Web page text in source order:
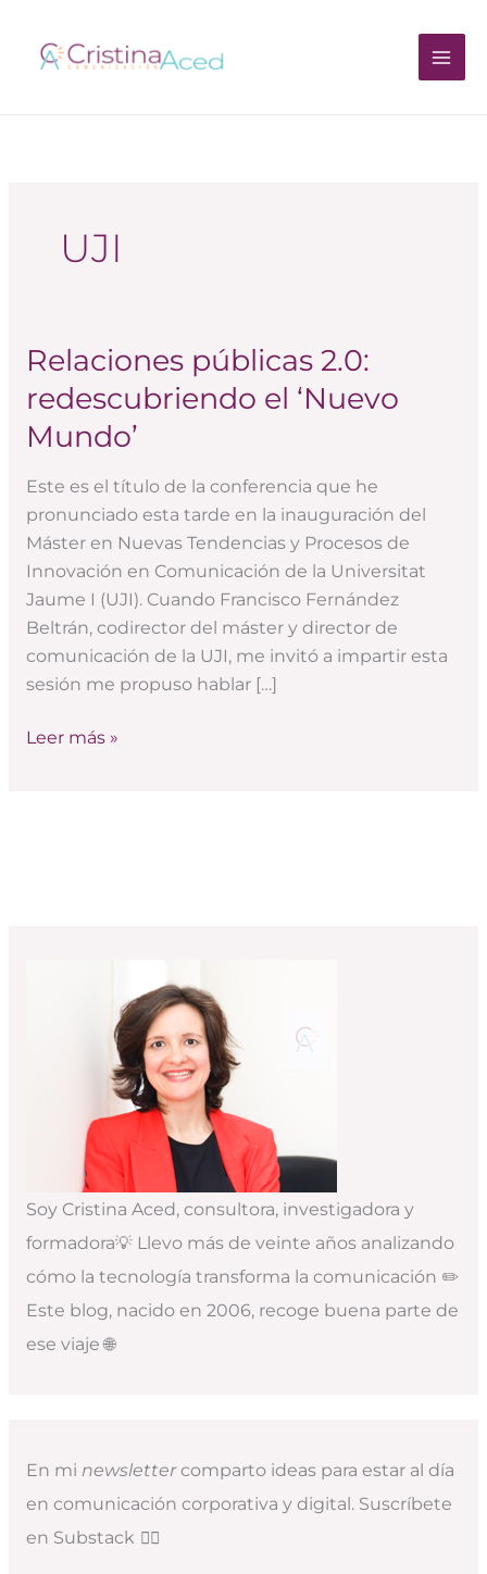
contenido
UJI
Relaciones públicas 2.0:
redescubriendo el ‘Nuevo
Mundo’
Este es el título de la conferencia que he
pronunciado esta tarde en la inauguración del
Máster en Nuevas Tendencias y Procesos de
Innovación en Comunicación de la Universitat
Jaume I (UJI). Cuando Francisco Fernández
Beltrán, codirector del máster y director de
comunicación de la UJI, me invitó a impartir esta
sesión me propuso hablar […]
Relaciones
públicas
2.0:
redescubriendo
‘Nuevo
Mundo’
Leer más »
Soy Cristina Aced, consultora, investigadora y
formadora💡 Llevo más de veinte años analizando
cómo la tecnología transforma la comunicación ✏️
Este blog, nacido en 2006, recoge buena parte de
ese viaje 🌐
En mi newslettercomparto ideas para estar al día
en comunicación corporativa y digital. Suscríbete
en Substack 👇🏻